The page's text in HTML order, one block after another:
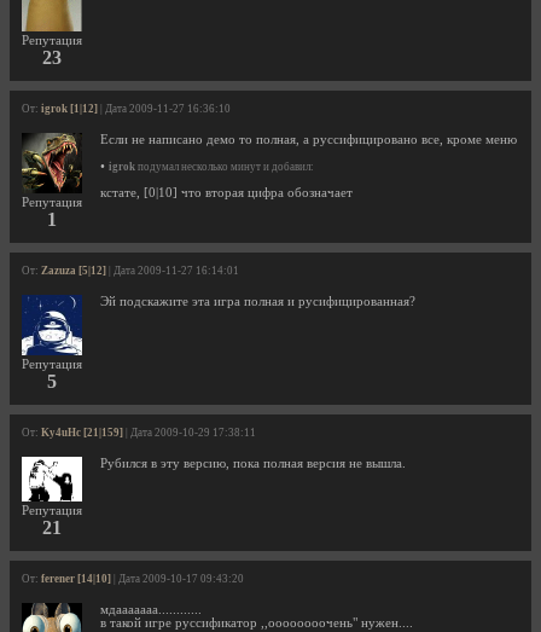
Репутация
23
От: igrok [1|12] | Дата 2009-11-27 16:36:10
Репутация
1
Если не написано демо то полная, а руссифицировано все, кроме меню
• igrok подумал несколько минут и добавил:
кстате, [0|10] что вторая цифра обозначает
От: Zazuza [5|12] | Дата 2009-11-27 16:14:01
Репутация
5
Эй подскажите эта игра полная и русифицированная?
От: Ky4uHc [21|159] | Дата 2009-10-29 17:38:11
Репутация
21
Рубился в эту версию, пока полная версия не вышла.
От: ferener [14|10] | Дата 2009-10-17 09:43:20
мдааааааа............
в такой игре руссификатор ,,оооооооочень" нужен....